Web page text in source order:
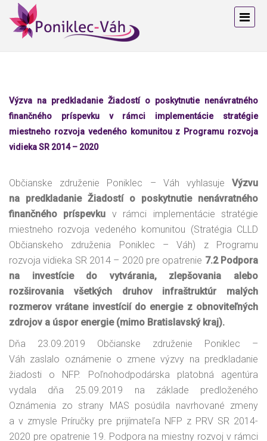
Výzva na predkladanie Žiadostí o poskytnutie nenávratného
finančného príspevku v rámci implementácie stratégie
miestneho rozvoja vedeného komunitou z Programu rozvoja
vidieka SR 2014 – 2020
Občianske združenie Poniklec – Váh vyhlasuje Výzvu
na predkladanie Žiadostí o poskytnutie nenávratného
finančného príspevku v rámci implementácie stratégie
miestneho rozvoja vedeného komunitou (Stratégia CLLD
Občianskeho združenia Poniklec – Váh) z Programu
rozvoja vidieka SR 2014 – 2020 pre opatrenie 7.2 Podpora
na investície do vytvárania, zlepšovania alebo
rozširovania všetkých druhov infraštruktúr malých
rozmerov vrátane investícií do energie z obnoviteľných
zdrojov a úspor energie (mimo Bratislavský kraj).
Dňa 23.09.2019 Občianske združenie Poniklec –
Váh zaslalo oznámenie o zmene výzvy na predkladanie
žiadosti o NFP. Poľnohodpodárska platobná agentúra
vydala dňa 25.09.2019 na základe predloženého
Oznámenia zo strany MAS posúdila navrhované zmeny
a v zmysle Príručky pre prijímateľa NFP z PRV SR 2014-
2020 pre opatrenie 19. Podpora na miestny rozvoj v rámci